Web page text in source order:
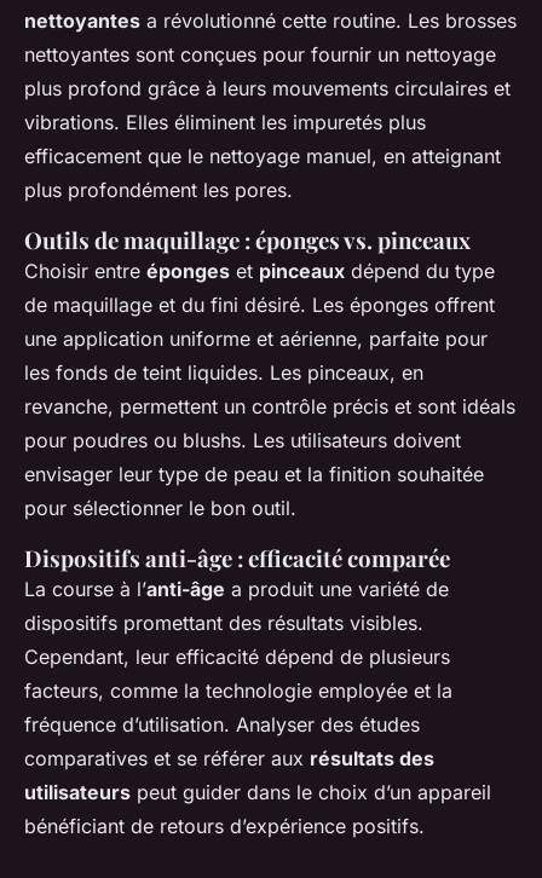
nettoyantes a révolutionné cette routine. Les brosses
nettoyantes sont conçues pour fournir un nettoyage
plus profond grâce à leurs mouvements circulaires et
vibrations. Elles éliminent les impuretés plus
efficacement que le nettoyage manuel, en atteignant
plus profondément les pores.
Outils de maquillage : éponges vs. pinceaux
Choisir entre éponges et pinceaux dépend du type
de maquillage et du fini désiré. Les éponges offrent
une application uniforme et aérienne, parfaite pour
les fonds de teint liquides. Les pinceaux, en
revanche, permettent un contrôle précis et sont idéals
pour poudres ou blushs. Les utilisateurs doivent
envisager leur type de peau et la finition souhaitée
pour sélectionner le bon outil.
Dispositifs anti-âge : efficacité comparée
La course à l’anti-âge a produit une variété de
dispositifs promettant des résultats visibles.
Cependant, leur efficacité dépend de plusieurs
facteurs, comme la technologie employée et la
fréquence d’utilisation. Analyser des études
comparatives et se référer aux résultats des
utilisateurs peut guider dans le choix d’un appareil
bénéficiant de retours d’expérience positifs.